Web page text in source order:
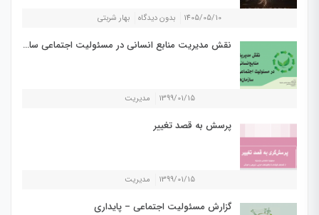
1405/05/10 بدون دیدگاه بهار شربتی
نقش مدیریت منابع انسانی در مسئولیت اجتماعی سازمان ها
1399/01/15 مدیریت
پرسش به قصد تغییر
1399/01/15 مدیریت
گزارش مسئولیت اجتماعی – پایداری